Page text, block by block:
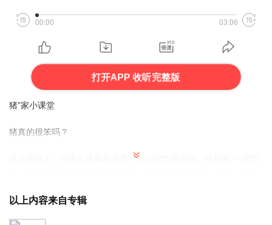
00:00 03:06
打开APP 收听完整版
猪”家小课堂
猪真的很笨吗？
猪总是给人一种笨头笨脑的感觉，但动物学家发现，猪和豹一-样聪
声或者耳朵、尾巴的动作表达自己的情感。猪真的一点儿也不笨
以上内容来自专辑